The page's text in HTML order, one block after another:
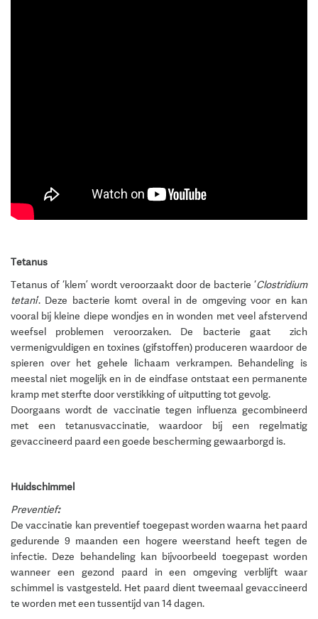
Tetanus
Tetanus of ‘klem’ wordt veroorzaakt door de bacterie ‘Clostridium
tetani’. Deze bacterie komt overal in de omgeving voor en kan
vooral bij kleine diepe wondjes en in wonden met veel afstervend
weefsel problemen veroorzaken. De bacterie gaat zich
vermenigvuldigen en toxines (gifstoffen) produceren waardoor de
spieren over het gehele lichaam verkrampen. Behandeling is
meestal niet mogelijk en in de eindfase ontstaat een permanente
kramp met sterfte door verstikking of uitputting tot gevolg.
Doorgaans wordt de vaccinatie tegen influenza gecombineerd
met een tetanusvaccinatie, waardoor bij een regelmatig
gevaccineerd paard een goede bescherming gewaarborgd is.
Huidschimmel
Preventief:
De vaccinatie kan preventief toegepast worden waarna het paard
gedurende 9 maanden een hogere weerstand heeft tegen de
infectie. Deze behandeling kan bijvoorbeeld toegepast worden
wanneer een gezond paard in een omgeving verblijft waar
schimmel is vastgesteld. Het paard dient tweemaal gevaccineerd
te worden met een tussentijd van 14 dagen.